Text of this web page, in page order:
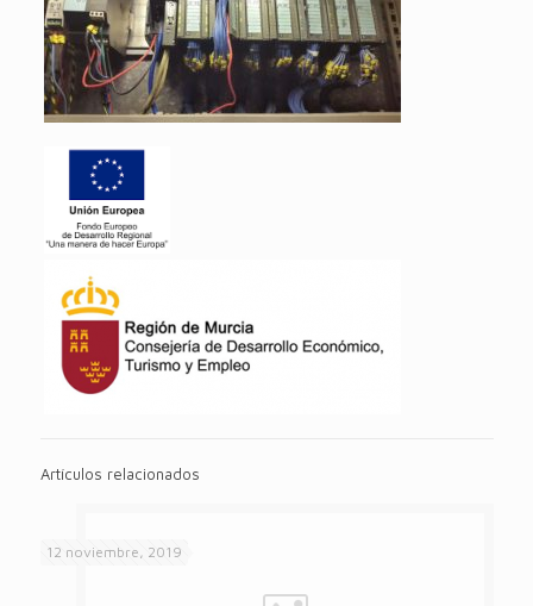
Artículos relacionados
12 noviembre, 2019